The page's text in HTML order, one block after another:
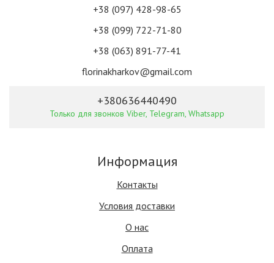
+38 (097) 428-98-65
+38 (099) 722-71-80
+38 (063) 891-77-41
florinakharkov@gmail.com
+380636440490
Только для звонков Viber, Telegram, Whatsapp
Информация
Контакты
Условия доставки
О нас
Оплата